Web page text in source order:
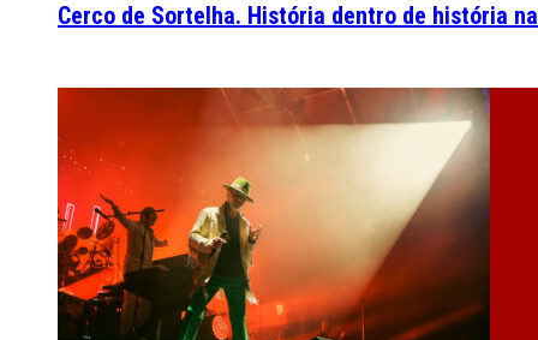
Cerco de Sortelha. História dentro de história